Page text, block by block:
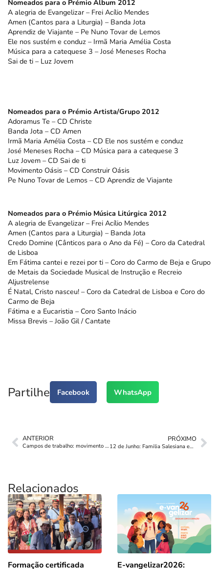
Nomeados para o Prémio Álbum 2012
A alegria de Evangelizar – Frei Acílio Mendes
Amen (Cantos para a Liturgia) – Banda Jota
Aprendiz de Viajante – Pe Nuno Tovar de Lemos
Ele nos sustém e conduz – Irmã Maria Amélia Costa
Música para a catequese 3 – José Meneses Rocha
Sai de ti – Luz Jovem
Nomeados para o Prémio Artista/Grupo 2012
Adoramus Te – CD Christe
Banda Jota – CD Amen
Irmã Maria Amélia Costa – CD Ele nos sustém e conduz
José Meneses Rocha – CD Música para a catequese 3
Luz Jovem – CD Sai de ti
Movimento Oásis – CD Construir Oásis
Pe Nuno Tovar de Lemos – CD Aprendiz de Viajante
Nomeados para o Prémio Música Litúrgica 2012
A alegria de Evangelizar – Frei Acílio Mendes
Amen (Cantos para a Liturgia) – Banda Jota
Credo Domine (Cânticos para o Ano da Fé) – Coro da Catedral
de Lisboa
Em Fátima cantei e rezei por ti – Coro do Carmo de Beja e Grupo
de Metais da Sociedade Musical de Instrução e Recreio
Aljustrelense
É Natal, Cristo nasceu! – Coro da Catedral de Lisboa e Coro do
Carmo de Beja
Fátima e a Eucaristia – Coro Santo Inácio
Missa Brevis – João Gil / Cantate
Partilhe Facebook WhatsApp
ANTERIOR
Campos de trabalho: movimento juvenil salesiano
PRÓXIMO
12 de Junho: Familia Salesiana em festa
Relacionados
Formação certificada E-vangelizar2026: